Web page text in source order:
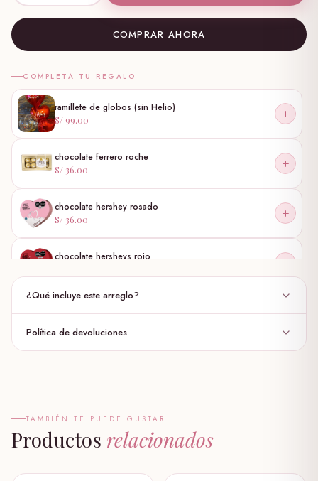
COMPRAR AHORA
COMPLETA TU REGALO
ramillete de globos (sin Helio)
S/ 99.00
chocolate ferrero roche
S/ 36.00
chocolate hershey rosado
S/ 36.00
chocolate hersheys rojo
S/ 139.00
¿Qué incluye este arreglo?
✦ 4 girasoles individuales
12cm de diametro
Política de devoluciones
TAMBIÉN TE PUEDE GUSTAR
Productos relacionados